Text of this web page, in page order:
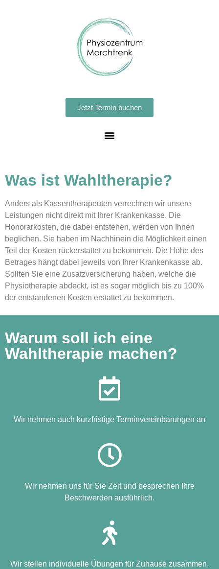
Jetzt Termin buchen
Was ist Wahltherapie?
Anders als Kassentherapeuten verrechnen wir unsere
Leistungen nicht direkt mit Ihrer Krankenkasse. Die
Honorarkosten, die dabei entstehen, werden von Ihnen
beglichen. Sie haben im Nachhinein die Möglichkeit einen
Teil der Kosten rückerstattet zu bekommen. Die Höhe des
Betrages hängt dabei jeweils von Ihrer Krankenkasse ab.
Sollten Sie eine Zusatzversicherung haben, welche die
Physiotherapie abdeckt, ist es sogar möglich bis zu 100%
der entstandenen Kosten erstattet zu bekommen.
Warum soll ich eine
Wahltherapie machen?
Wir nehmen auch kurzfristige Terminvereinbarungen an
Wir nehmen uns für Sie Zeit und besprechen Ihre
Beschwerden ausführlich.
Wir stellen individuelle Übungen für Zuhause zusammen,